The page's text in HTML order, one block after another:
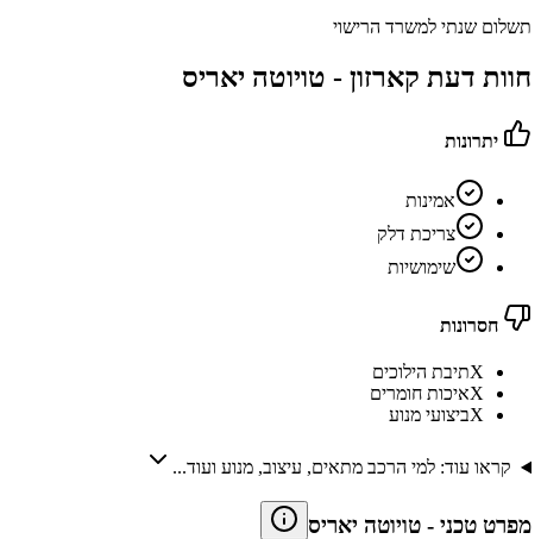
תשלום שנתי למשרד הרישוי
חוות דעת קארזון - טויוטה יאריס
יתרונות
אמינות
צריכת דלק
שימושיות
חסרונות
Xתיבת הילוכים
Xאיכות חומרים
Xביצועי מנוע
קראו עוד: למי הרכב מתאים, עיצוב, מנוע ועוד...
מפרט טכני - טויוטה יאריס